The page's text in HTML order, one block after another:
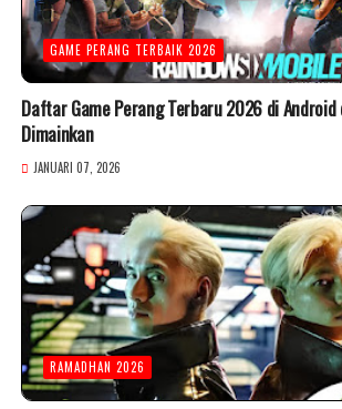
GAME PERANG TERBAIK 2026
Daftar Game Perang Terbaru 2026 di Android
Dimainkan
JANUARI 07, 2026
RAMADHAN 2026